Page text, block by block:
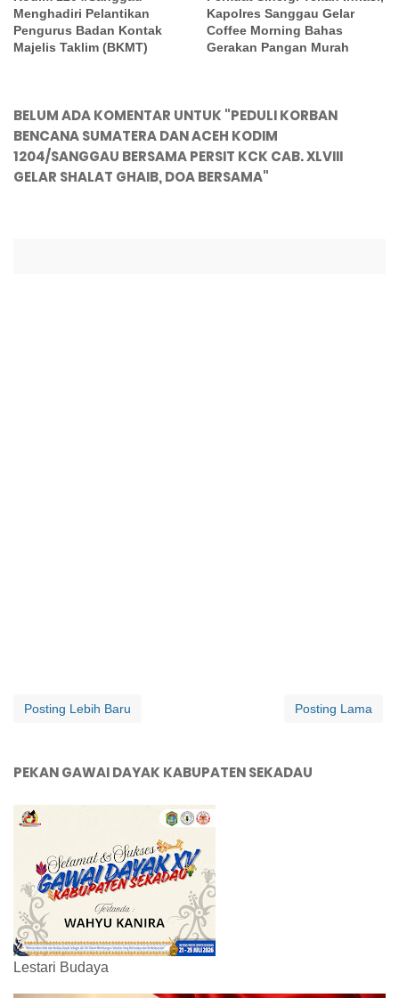
Menghadiri Pelantikan
Pengurus Badan Kontak
Majelis Taklim (BKMT)
Kapolres Sanggau Gelar
Coffee Morning Bahas
Gerakan Pangan Murah
BELUM ADA KOMENTAR UNTUK "PEDULI KORBAN
BENCANA SUMATERA DAN ACEH KODIM
1204/SANGGAU BERSAMA PERSIT KCK CAB. XLVIII
GELAR SHALAT GHAIB, DOA BERSAMA"
Posting Lebih Baru Posting Lama
PEKAN GAWAI DAYAK KABUPATEN SEKADAU
Lestari Budaya